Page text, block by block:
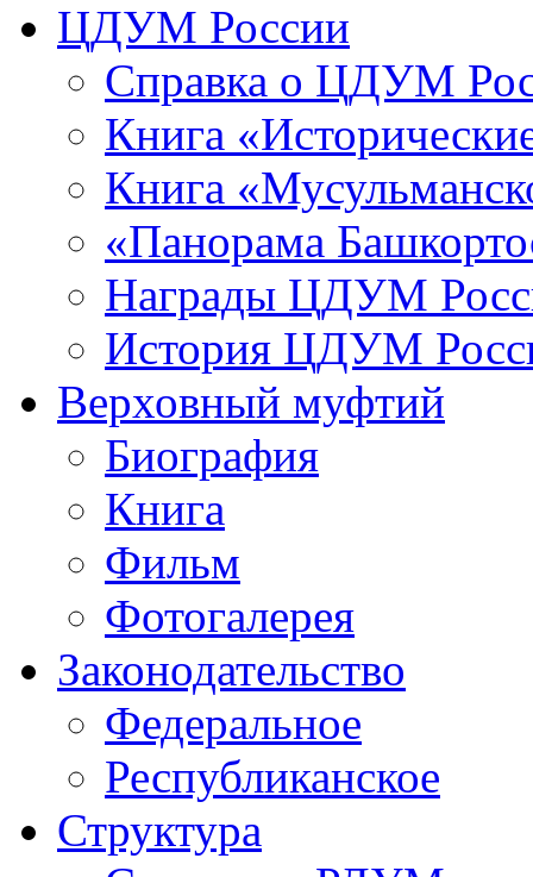
ЦДУМ России
Справка о ЦДУМ
Книга
Книга
«Панорама
Награды ЦДУМ
История ЦДУМ
Верховный муфтий
Биография
Книга
Фильм
Фотогалерея
Законодательство
Федеральное
Республиканское
Структура